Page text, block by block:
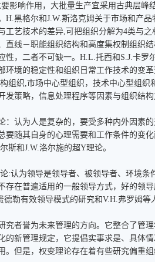
影响作用，大批量生产宜采用古典层峰
H.黑格尔和J.W.斯洛克姆关于市场和产
工艺技术的差异,可把组织分解为4类与
直线－职能组织结构和高度集权制组织
性，二者不可缺一。H.L.托西和S.J.卡罗
环境的稳定性和组织日常工作技术的变
组织,市场中心型组织，技术中心型组织
发策略，信息处理程序等因素与组织结
为人是复杂的，要受多种内外因素的
要随其自身的心理需要和工作条件的变
斯和J.W.洛尔施的超Y理论。
为领导是领导者、被领导者、环境条
存在普遍适用的一般领导方式，好的领
德勒有效领导模式的研究和V.H.弗罗姆
者誉为未来管理的方向。它整合了管理
的新管理规定，它提倡实事求是、具体
。但是，权变理论存在着有些研究偏重